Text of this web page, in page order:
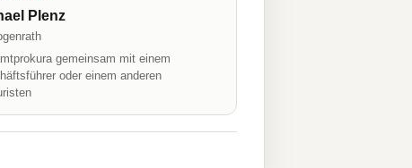
Plenz
gemeinsam mit einem
oder einem anderen